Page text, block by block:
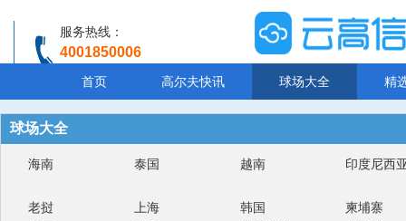
服务热线：
4001850006
首页 高尔夫快讯 球场大全 精
球场大全
海南 泰国 越南 印度尼西
老挝 上海 韩国
柬埔寨